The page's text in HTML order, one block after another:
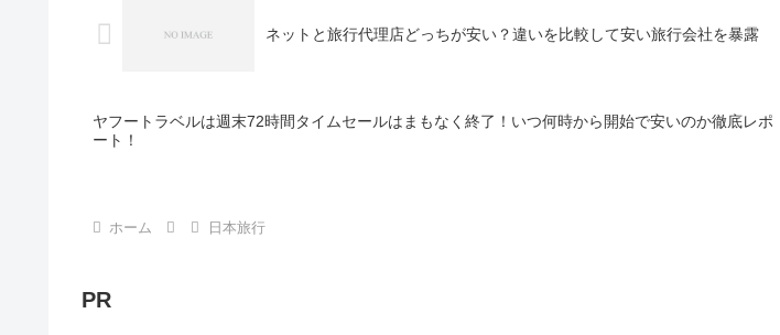
ネットと旅行代理店どっちが安い？違いを比較して安い旅行会社を暴露
ヤフートラベルは週末72時間タイムセールはまもなく終了！いつ何時から開始で安いのか徹底レポ
ート！
ホーム 日本旅行
PR